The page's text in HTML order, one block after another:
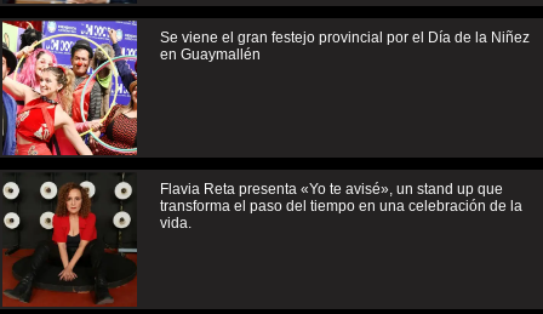
Se viene el gran festejo provincial por el Día de la Niñez
en Guaymallén
Flavia Reta presenta «Yo te avisé», un stand up que
transforma el paso del tiempo en una celebración de la
vida.